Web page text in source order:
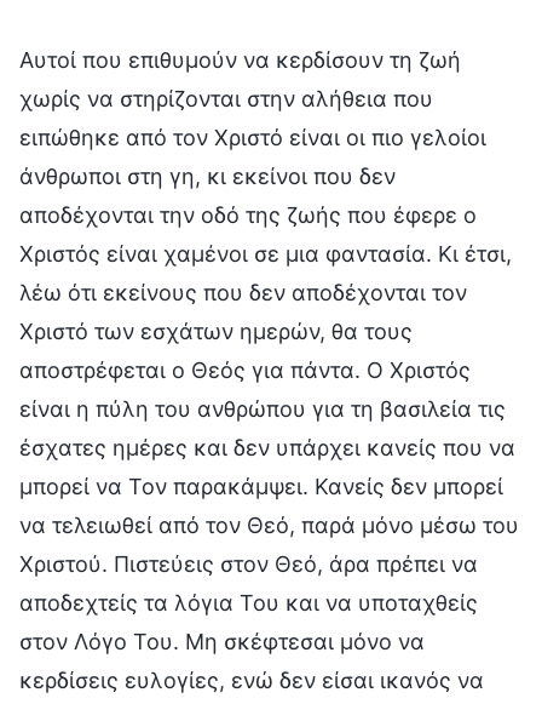
Αυτοί που επιθυμούν να κερδίσουν τη ζωή
χωρίς να στηρίζονται στην αλήθεια που
ειπώθηκε από τον Χριστό είναι οι πιο γελοίοι
άνθρωποι στη γη, κι εκείνοι που δεν
αποδέχονται την οδό της ζωής που έφερε ο
Χριστός είναι χαμένοι σε μια φαντασία. Κι έτσι,
λέω ότι εκείνους που δεν αποδέχονται τον
Χριστό των εσχάτων ημερών, θα τους
αποστρέφεται ο Θεός για πάντα. Ο Χριστός
είναι η πύλη του ανθρώπου για τη βασιλεία τις
έσχατες ημέρες και δεν υπάρχει κανείς που να
μπορεί να Τον παρακάμψει. Κανείς δεν μπορεί
να τελειωθεί από τον Θεό, παρά μόνο μέσω του
Χριστού. Πιστεύεις στον Θεό, άρα πρέπει να
αποδεχτείς τα λόγια Του και να υποταχθείς
στον Λόγο Του. Μη σκέφτεσαι μόνο να
κερδίσεις ευλογίες, ενώ δεν είσαι ικανός να